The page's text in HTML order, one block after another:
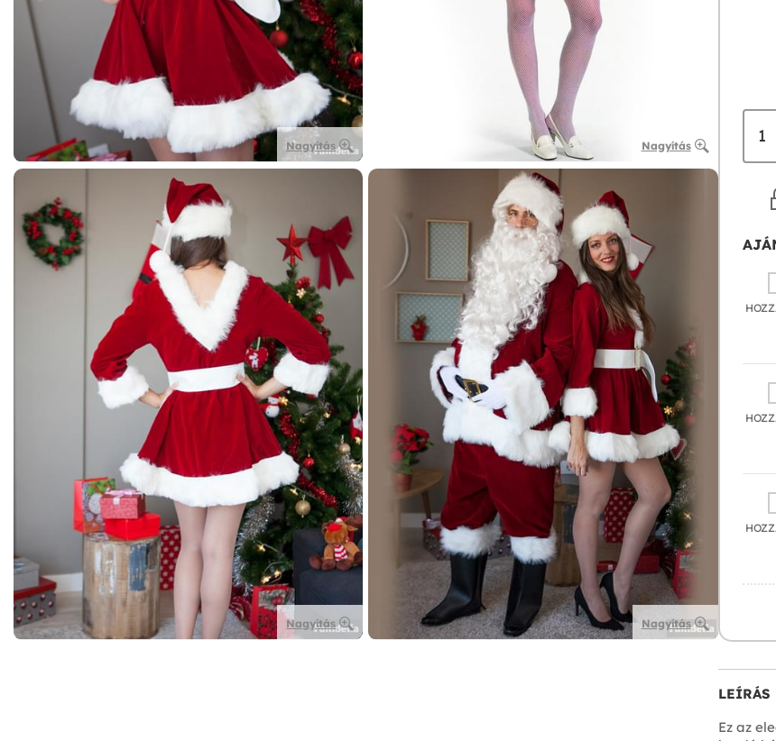
Nagyítás Nagyítás
Nagyítás Nagyítás
LEÍRÁS
Ez az